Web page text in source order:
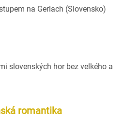
na Gerlach (Slovensko)
slovenských hor bez velkého a
romantika